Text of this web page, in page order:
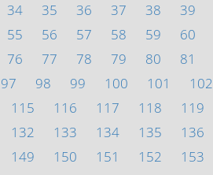
34 35 36 37 38 39
55 56 57 58 59 60
76 77 78 79 80 81
97 98 99 100 101 102
115 116 117 118 119
132 133 134 135 136
149 150 151 152 153